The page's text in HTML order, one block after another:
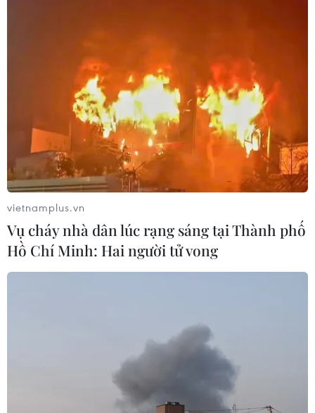
Trung Quốc đề nghị Mỹ hỗ trợ điều tra vụ
rơi máy bay Boeing 737
23/03/2022 22:45
Cơ quan hàng không dân dụng của Trung Quốc đã đề
nghị Ủy ban an toàn giao thông quốc gia của Mỹ tham
gia vào quá trình điều tra vụ rơi máy bay Boeing 737-
800 của hãng China Eastern Airlines.
vietnamplus.vn
Vụ cháy nhà dân lúc rạng sáng tại Thành phố
Hồ Chí Minh: Hai người tử vong